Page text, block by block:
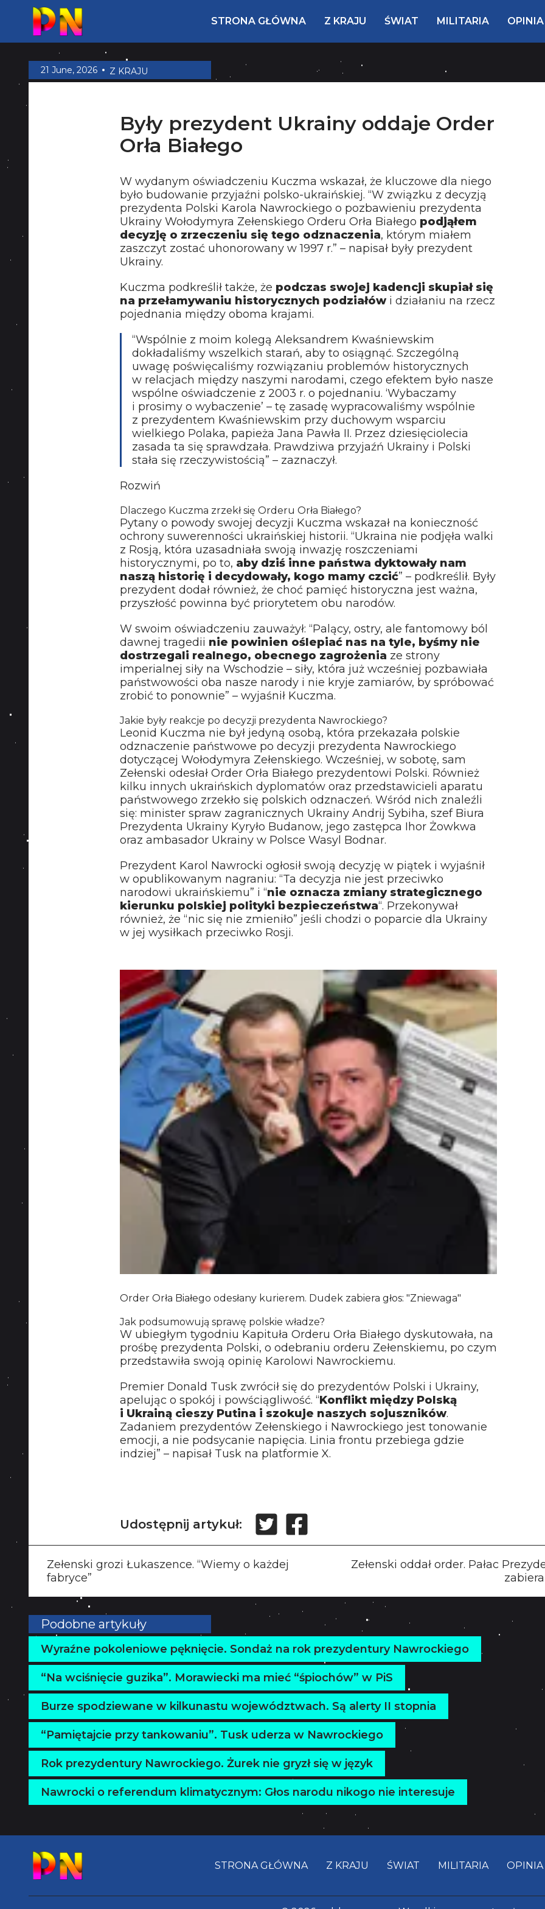
STRONA GŁÓWNA Z KRAJU ŚWIAT MILITARIA OPINIA
21 June, 2026 Z KRAJU
Były prezydent Ukrainy oddaje Order
Orła Białego
W wydanym oświadczeniu Kuczma wskazał, że kluczowe dla niego
było budowanie przyjaźni polsko-ukraińskiej. “W związku z decyzją
prezydenta Polski Karola Nawrockiego o pozbawieniu prezydenta
Ukrainy Wołodymyra Zełenskiego Orderu Orła Białego podjąłem
decyzję o zrzeczeniu się tego odznaczenia, którym miałem
zaszczyt zostać uhonorowany w 1997 r.” – napisał były prezydent
Ukrainy.
Kuczma podkreślił także, że podczas swojej kadencji skupiał się
na przełamywaniu historycznych podziałów i działaniu na rzecz
pojednania między oboma krajami.
“Wspólnie z moim kolegą Aleksandrem Kwaśniewskim
dokładaliśmy wszelkich starań, aby to osiągnąć. Szczególną
uwagę poświęcaliśmy rozwiązaniu problemów historycznych
w relacjach między naszymi narodami, czego efektem było nasze
wspólne oświadczenie z 2003 r. o pojednaniu. ‘Wybaczamy
i prosimy o wybaczenie’ – tę zasadę wypracowaliśmy wspólnie
z prezydentem Kwaśniewskim przy duchowym wsparciu
wielkiego Polaka, papieża Jana Pawła II. Przez dziesięciolecia
zasada ta się sprawdzała. Prawdziwa przyjaźń Ukrainy i Polski
stała się rzeczywistością” – zaznaczył.
Rozwiń
Dlaczego Kuczma zrzekł się Orderu Orła Białego?
Pytany o powody swojej decyzji Kuczma wskazał na konieczność
ochrony suwerenności ukraińskiej historii. “Ukraina nie podjęła walki
z Rosją, która uzasadniała swoją inwazję roszczeniami
historycznymi, po to, aby dziś inne państwa dyktowały nam
naszą historię i decydowały, kogo mamy czcić” – podkreślił. Były
prezydent dodał również, że choć pamięć historyczna jest ważna,
przyszłość powinna być priorytetem obu narodów.
W swoim oświadczeniu zauważył: “Palący, ostry, ale fantomowy ból
dawnej tragedii nie powinien oślepiać nas na tyle, byśmy nie
dostrzegali realnego, obecnego zagrożenia ze strony
imperialnej siły na Wschodzie – siły, która już wcześniej pozbawiała
państwowości oba nasze narody i nie kryje zamiarów, by spróbować
zrobić to ponownie” – wyjaśnił Kuczma.
Jakie były reakcje po decyzji prezydenta Nawrockiego?
Leonid Kuczma nie był jedyną osobą, która przekazała polskie
odznaczenie państwowe po decyzji prezydenta Nawrockiego
dotyczącej Wołodymyra Zełenskiego. Wcześniej, w sobotę, sam
Zełenski odesłał Order Orła Białego prezydentowi Polski. Również
kilku innych ukraińskich dyplomatów oraz przedstawicieli aparatu
państwowego zrzekło się polskich odznaczeń. Wśród nich znaleźli
się: minister spraw zagranicznych Ukrainy Andrij Sybiha, szef Biura
Prezydenta Ukrainy Kyryło Budanow, jego zastępca Ihor Żowkwa
oraz ambasador Ukrainy w Polsce Wasyl Bodnar.
Prezydent Karol Nawrocki ogłosił swoją decyzję w piątek i wyjaśnił
w opublikowanym nagraniu: “Ta decyzja nie jest przeciwko
narodowi ukraińskiemu” i “nie oznacza zmiany strategicznego
kierunku polskiej polityki bezpieczeństwa“. Przekonywał
również, że “nic się nie zmieniło” jeśli chodzi o poparcie dla Ukrainy
w jej wysiłkach przeciwko Rosji.
Order Orła Białego odesłany kurierem. Dudek zabiera głos: "Zniewaga"
Jak podsumowują sprawę polskie władze?
W ubiegłym tygodniu Kapituła Orderu Orła Białego dyskutowała, na
prośbę prezydenta Polski, o odebraniu orderu Zełenskiemu, po czym
przedstawiła swoją opinię Karolowi Nawrockiemu.
Premier Donald Tusk zwrócił się do prezydentów Polski i Ukrainy,
apelując o spokój i powściągliwość. “Konflikt między Polską
i Ukrainą cieszy Putina i szokuje naszych sojuszników.
Zadaniem prezydentów Zełenskiego i Nawrockiego jest tonowanie
emocji, a nie podsycanie napięcia. Linia frontu przebiega gdzie
indziej” – napisał Tusk na platformie X.
Udostępnij artykuł:
Zełenski grozi Łukaszence. “Wiemy o każdej
fabryce”
Zełenski oddał order. Pałac
zabiera
Podobne artykuły
Wyraźne pokoleniowe pęknięcie. Sondaż na rok prezydentury Nawrockiego
“Na wciśnięcie guzika”. Morawiecki ma mieć “śpiochów” w PiS
Burze spodziewane w kilkunastu województwach. Są alerty II stopnia
“Pamiętajcie przy tankowaniu”. Tusk uderza w Nawrockiego
Rok prezydentury Nawrockiego. Żurek nie gryzł się w język
Nawrocki o referendum klimatycznym: Głos narodu nikogo nie interesuje
STRONA GŁÓWNA Z KRAJU ŚWIAT MILITARIA OPINIA